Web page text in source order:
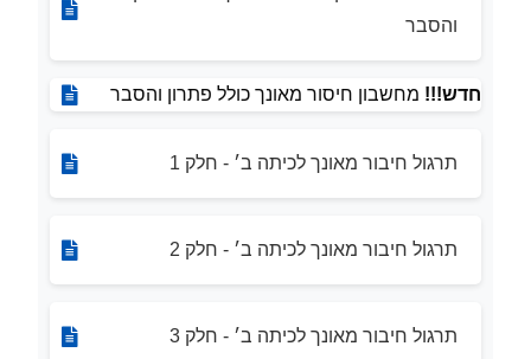
והסבר
חדש!!! מחשבון חיסור מאונך כולל פתרון והסבר
תרגול חיבור מאונך לכיתה ב׳ - חלק 1
תרגול חיבור מאונך לכיתה ב׳ - חלק 2
תרגול חיבור מאונך לכיתה ב׳ - חלק 3